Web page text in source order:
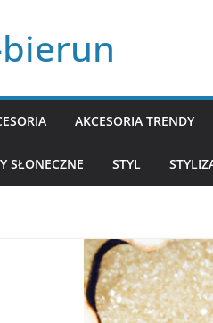
AKCESORIA TRENDY
SŁONECZNE STYL